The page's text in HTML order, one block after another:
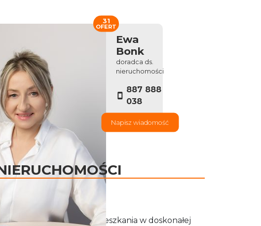
Ewa
Bonk
doradca ds.
nieruchomości
887 888
038
Napisz wiadomość
31
OFERT
komfortowego mieszkania w doskonałej